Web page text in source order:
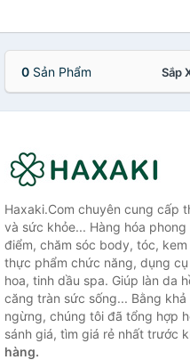
0 Sản Phẩm Sắp
Haxaki.Com chuyên cung cấp
và sức khỏe... Hàng hóa
điểm, chăm sóc body, tóc,
thực phẩm chức năng, dụng
hoa, tinh dầu spa. Giúp làn da
căng tràn sức sống... Bằng
ngừng, chúng tôi đã tổng hợp
sánh giá, tìm giá rẻ nhất trước
hàng.